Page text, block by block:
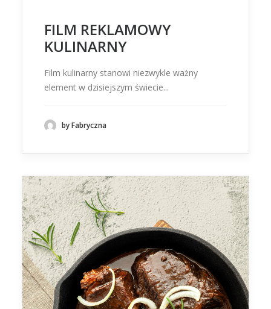
FILM REKLAMOWY
KULINARNY
Film kulinarny stanowi niezwykle ważny
element w dzisiejszym świecie...
by Fabryczna